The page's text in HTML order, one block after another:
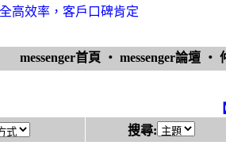
高效率，客戶口碑肯定
messenger首頁 ‧ messenger論壇 ‧
搜尋: